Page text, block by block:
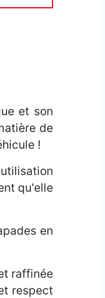
et son
de
!
qu'elle
en
raffinée
respect